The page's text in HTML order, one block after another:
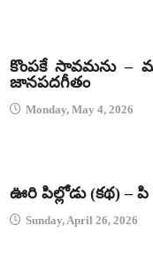
కొంపకే సావమను –
జానపదగీతం
Monday, May 4, 2026
ఊరి పిల్లోడు (కథ) – పి
Sunday, April 26, 2026